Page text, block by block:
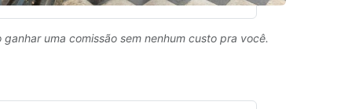
ganhar uma comissão sem nenhum custo pra você.